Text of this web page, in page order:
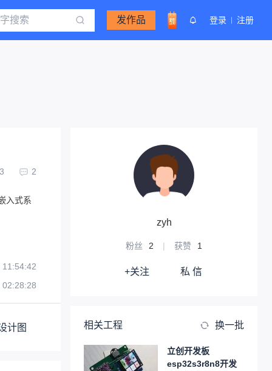
发作品 登录 注册
3 2
入式系
计图
zyh
粉丝 2 | 获赞 1
+关注 私 信
相关工程 换一批
立创开发板
esp32s3r8n8开发